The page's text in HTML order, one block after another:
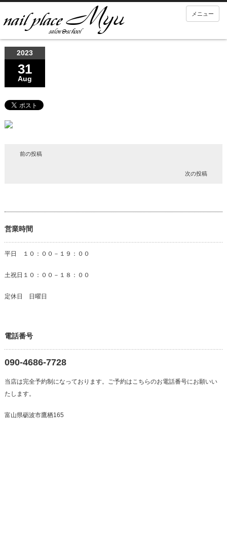
メニュー
2023
31
Aug
前の投稿
次の投稿
営業時間
平日 １０：００－１９：００
土祝日１０：００－１８：００
定休日 日曜日
電話番号
090-4686-7728
当店は完全予約制になっております。ご予約はこちらのお電話番号にお願いい
たします。
富山県砺波市鷹栖165